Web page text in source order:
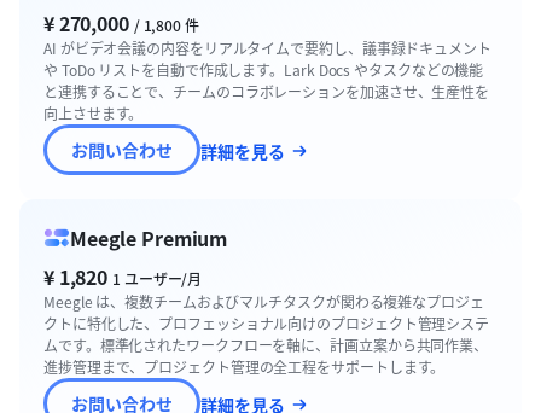
¥ 270,000 / 1,800 件
AI がビデオ会議の内容をリアルタイムで要約し、議事録ドキュメント
や ToDo リストを自動で作成します。Lark Docs やタスクなどの機能
と連携することで、チームのコラボレーションを加速させ、生産性を
向上させます。
お問い合わせ 詳細を見る
Meegle Premium
¥ 1,820 1 ユーザー/月
Meegle は、複数チームおよびマルチタスクが関わる複雑なプロジェ
クトに特化した、プロフェッショナル向けのプロジェクト管理システ
ムです。標準化されたワークフローを軸に、計画立案から共同作業、
進捗管理まで、プロジェクト管理の全工程をサポートします。
お問い合わせ 詳細を見る